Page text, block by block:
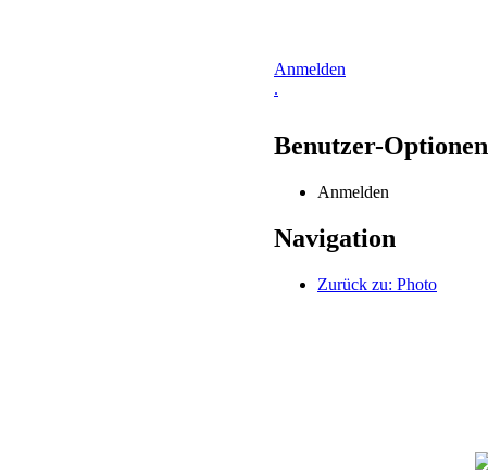
Anmelden
.
Benutzer-Optionen
Anmelden
Navigation
Zurück zu: Photo